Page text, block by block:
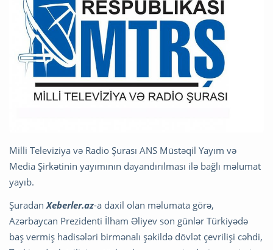
Milli Televiziya və Radio Şurası ANS Müstəqil Yayım və
Media Şirkətinin yayımının dayandırılması ilə bağlı məlumat
yayıb.
ŞuradanXeberler.az-a daxil olan məlumata görə,
Azərbaycan Prezidenti İlham Əliyev son günlər Türkiyədə
baş vermiş hadisələri birmənalı şəkildə dövlət çevrilişi cəhdi,